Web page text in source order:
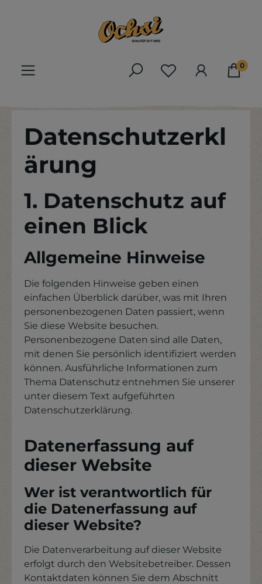
Du hast 0 0
Datenschutzerkl
ärung
1. Datenschutz auf
einen Blick
Allgemeine Hinweise
Die folgenden Hinweise geben einen
einfachen Überblick darüber, was mit Ihren
personenbezogenen Daten passiert, wenn
Sie diese Website besuchen.
Personenbezogene Daten sind alle Daten,
mit denen Sie persönlich identifiziert werden
können. Ausführliche Informationen zum
Thema Datenschutz entnehmen Sie unserer
unter diesem Text aufgeführten
Datenschutzerklärung.
Datenerfassung auf
dieser Website
Wer ist verantwortlich für
die Datenerfassung auf
dieser Website?
Die Datenverarbeitung auf dieser Website
erfolgt durch den Websitebetreiber. Dessen
Kontaktdaten können Sie dem Abschnitt